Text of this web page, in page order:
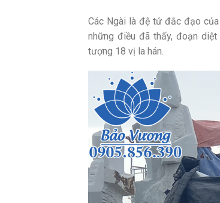
Các Ngài là đệ tử đắc đạo
những điều đã thấy, đoạn
tượng 18 vị la hán.